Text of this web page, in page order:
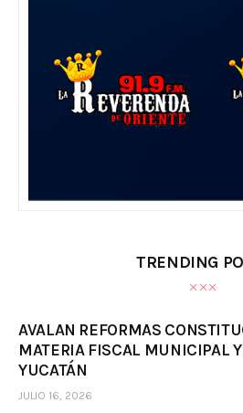
TRENDING
AVALAN REFORMAS
MATERIA FISCAL MUNICIPAL
YUCATÁN
JULIO 16, 2026